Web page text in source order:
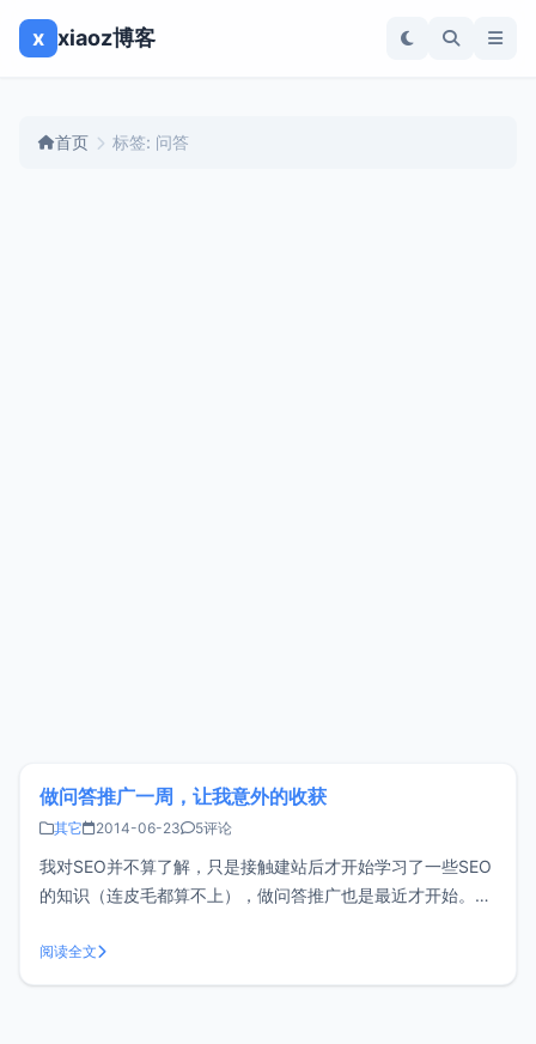
x xiaoz博客
首页 标签: 问答
做问答推广一周，让我意外的收获
其它 2014-06-23 5评论
我对SEO并不算了解，只是接触建站后才开始学习了一些SEO
的知识（连皮毛都算不上），做问答推广也是最近才开始。营
开始使用百度知道回答问题，但那时仅仅是回答问题，问答推
广？没有听说过。 用百度知道来做推广和营销效果自然不错，
阅读全文